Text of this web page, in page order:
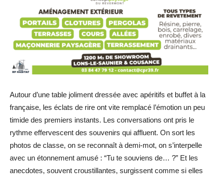
Autour d’une table joliment dressée avec apéritifs et buffet à la
française, les éclats de rire ont vite remplacé l’émotion un peu
timide des premiers instants. Les conversations ont pris le
rythme effervescent des souvenirs qui affluent. On sort les
photos de classe, on se reconnaît à demi-mot, on s’interpelle
avec un étonnement amusé : “Tu te souviens de… ?” Et les
anecdotes, souvent croustillantes, surgissent comme si elles